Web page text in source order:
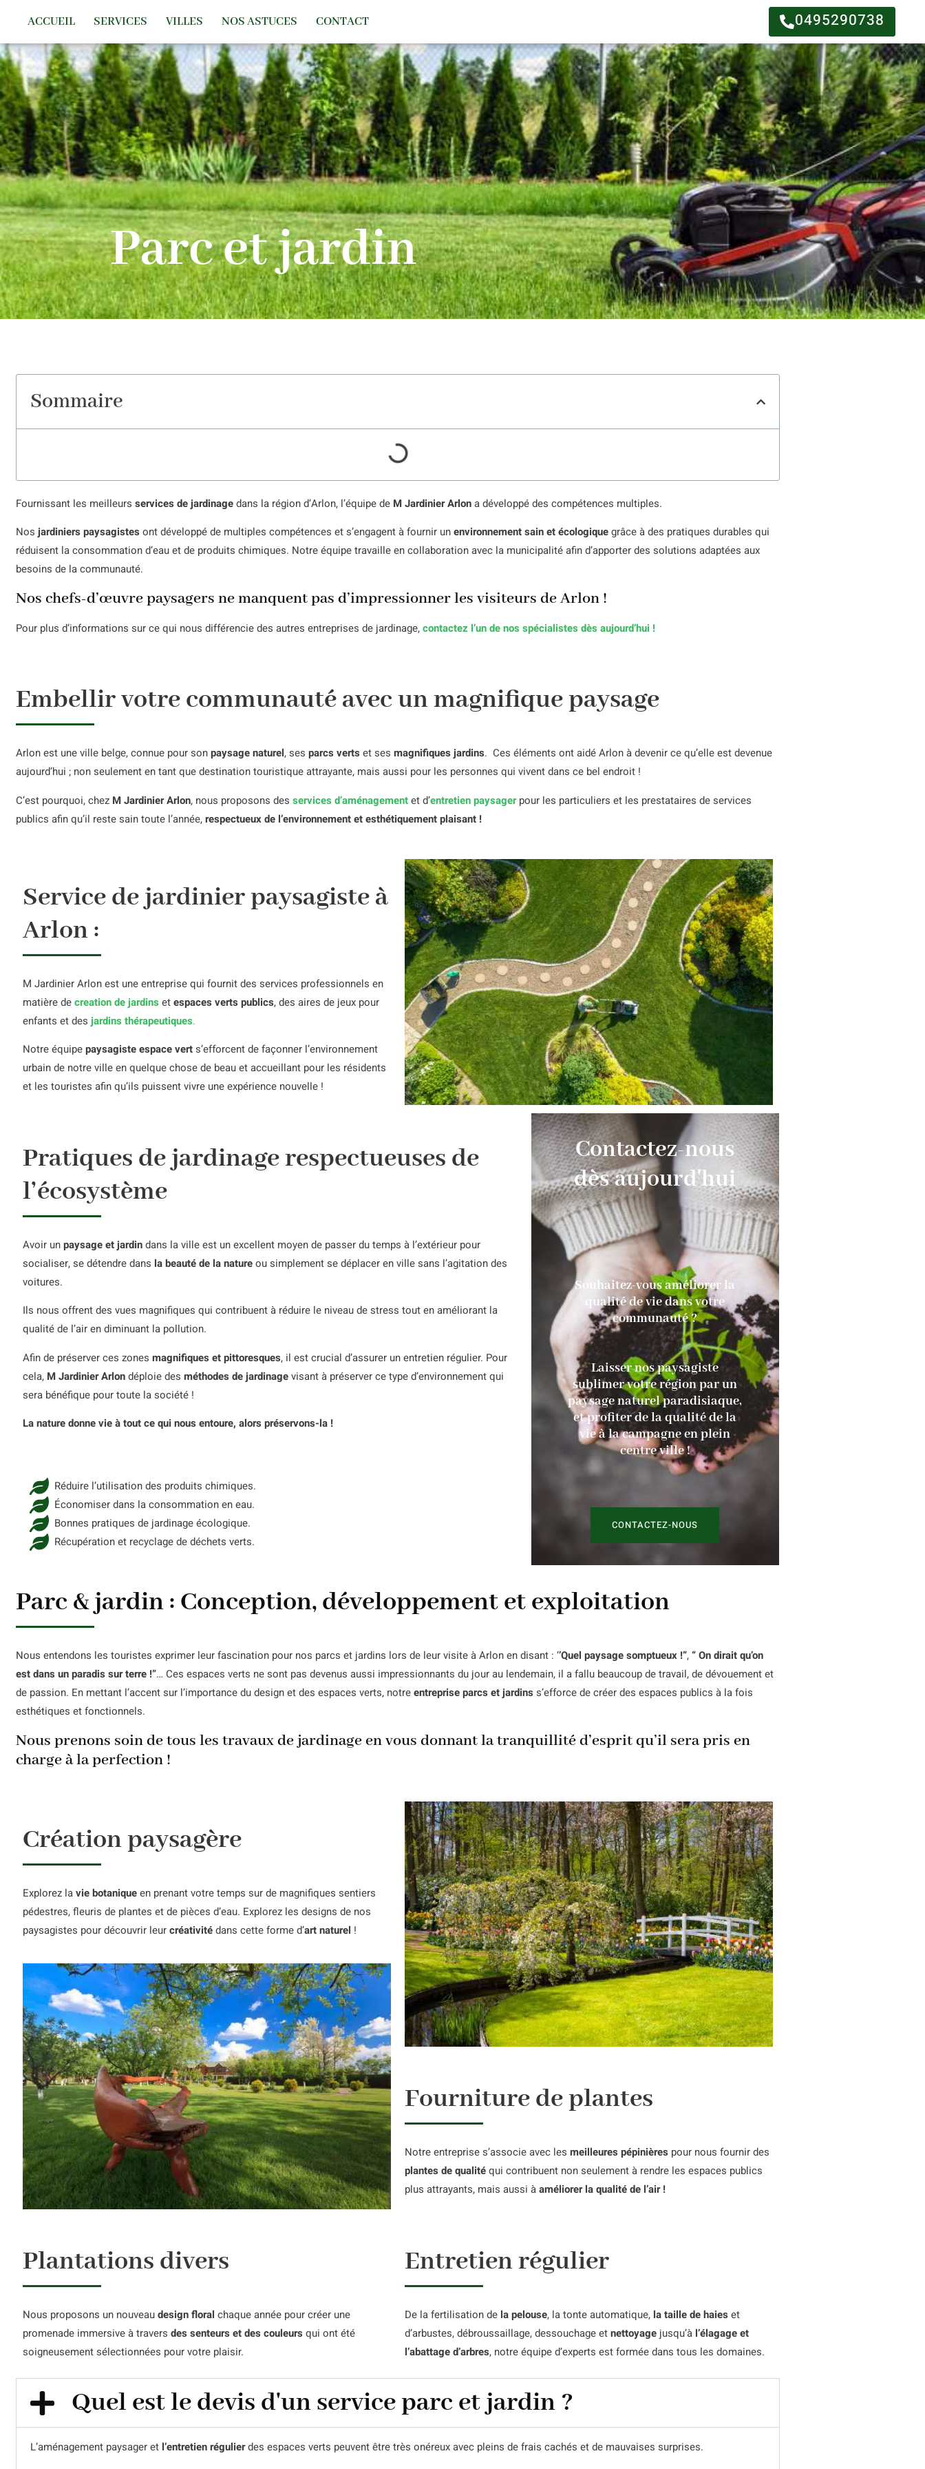
ACCUEIL SERVICES VILLES NOS ASTUCES CONTACT 0495290738
Parc et jardin
Sommaire
Fournissant les meilleurs services de jardinagedans la région d’Arlon, l’équipe de M Jardinier Arlona développé des compétences multiples.
Nos jardiniers paysagistesont développé de multiples compétences et s’engagent à fournir unenvironnement sain et écologiquegrâce à des pratiques durables qui
réduisent la consommation d’eau et de produits chimiques. Notre équipe travaille en collaboration avec la municipalité afin d’apporter des solutions adaptées aux
besoins de la communauté.
Nos chefs-d’œuvre paysagers ne manquent pas d’impressionner les visiteurs de Arlon !
Pour plus d’informations sur ce qui nous différencie des autres entreprises de jardinage,contactez l’un de nos spécialistes dès aujourd’hui !
Embellir votre communauté avec un magnifique paysage
Arlon est une ville belge, connue pour sonpaysage naturel, ses parcs vertset ses magnifiques jardins. Ces éléments ont aidé Arlon à devenir ce qu’elle est devenue
aujourd’hui ; non seulement en tant que destination touristique attrayante, mais aussi pour les personnes qui vivent dans ce bel endroit !
C’est pourquoi, chez M Jardinier Arlon, nous proposons des services d’aménagementet d’entretien paysagerpour les particuliers et les prestataires de services
publics afin qu’il reste sain toute l’année,respectueux de l’environnement et esthétiquement plaisant !
Service de jardinier paysagiste à
Arlon :
M Jardinier Arlon est une entreprise qui fournit des services professionnels en
matière decreation de jardinsetespaces verts publics, des aires de jeux pour
enfants et des jardins thérapeutiques.
Notre équipepaysagiste espace vert s’efforcent de façonner l’environnement
urbain de notre ville en quelque chose de beau et accueillant pour les résidents
et les touristes afin qu’ils puissent vivre une expérience nouvelle !
Pratiques de jardinage respectueuses de
l’écosystème
Avoir unpaysage et jardindans la ville est un excellent moyen de passer du temps à l’extérieur pour
socialiser, se détendre dans la beauté de la natureou simplement se déplacer en ville sans l’agitation des
voitures.
Ils nous offrent des vues magnifiques qui contribuent à réduire le niveau de stress tout en améliorant la
qualité de l’air en diminuant la pollution.
Afin de préserver ces zones magnifiques et pittoresques, il est crucial d’assurer un entretien régulier. Pour
cela, M Jardinier Arlondéploie des méthodes de jardinagevisant à préserver ce type d’environnement qui
sera bénéfique pour toute la société !
La nature donne vie à tout ce qui nous entoure, alors préservons-la !
Réduire l’utilisation des produits chimiques.
Économiser dans la consommation en eau.
Bonnes pratiques de jardinage écologique.
Récupération et recyclage de déchets verts.
Contactez-nous
dès aujourd'hui
Souhaitez-vous améliorer la
qualité de vie dans votre
communauté ?
Laisser nos paysagiste
sublimer votre région par un
paysage naturel paradisiaque,
et profiter de la qualité de la
vie à la campagne en plein
centre ville !
CONTACTEZ-NOUS
Parc & jardin : Conception, développement et exploitation
Nous entendons les touristes exprimer leur fascination pour nos parcs et jardins lors de leur visite à Arlon en disant : ‘’Quel paysage somptueux !”,“ On dirait qu’on
est dans un paradis sur terre !”… Ces espaces verts ne sont pas devenus aussi impressionnants du jour au lendemain, il a fallu beaucoup de travail, de dévouement et
de passion. En mettant l’accent sur l’importance du design et des espaces verts, notreentreprise parcs et jardins s’efforce de créer des espaces publics à la fois
esthétiques et fonctionnels.
Nous prenons soin de tous les travaux de jardinage en vous donnant la tranquillité d’esprit qu’il sera pris en
charge à la perfection !
Création paysagère
Explorez lavie botaniqueen prenant votre temps sur de magnifiques sentiers
pédestres, fleuris de plantes et de pièces d’eau. Explorez les designs de nos
paysagistes pour découvrir leurcréativitédans cette forme d’art naturel !
Plantations divers
Nous proposons un nouveaudesign floral chaque année pour créer une
promenade immersive à travers des senteurs et des couleursqui ont été
soigneusement sélectionnées pour votre plaisir.
Fourniture de plantes
Notre entreprise s’associe avec les meilleures pépinières pour nous fournir des
plantes de qualitéqui contribuent non seulement à rendre les espaces publics
plus attrayants, mais aussi àaméliorer la qualité de l’air !
Entretien régulier
De la fertilisation de la pelouse, la tonte automatique, la taille de haieset
d’arbustes, débroussaillage, dessouchage etnettoyage jusqu’à l’élagage et
l’abattage d’arbres, notre équipe d’experts est formée dans tous les domaines.
Quel est le devis d'un service parc et jardin ?
L’aménagement paysager et l’entretien régulierdes espaces verts peuvent être très onéreux avec pleins de frais cachés et de mauvaises surprises.